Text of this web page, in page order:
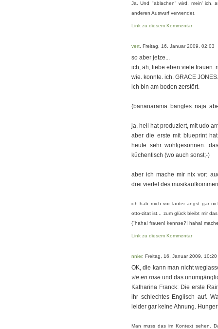
Ja. Und "ablachen" wird, mein' ich,
anderen Auswurf verwendet.
Link zu diesem Kommentar
vert , Freitag, 16. Januar 2009, 02:03
so aber jetze...
ich, äh, liebe eben viele frauen.
wie. konnte. ich. GRACE
ich bin am boden zerstört.
(bananarama. bangles. naja.
ja, heil hat produziert, mit udo
aber die erste mit blueprint
heute sehr wohlgesonnen.
küchentisch (wo auch sonst;-)
aber ich mache mir nix vor:
drei viertel des
ich hab mich vor lauter angst gar
otto-zitat ist... zum glück bleibt mir
("haha! frauen! kennse?! haha!
Link zu diesem Kommentar
nnier, Freitag, 16. Januar 2009, 10:20
OK, die kann man nicht
vie en rose und das
Katharina Franck: Die erste
ihr schlechtes Englisch auf.
leider gar keine Ahnung.
Man muss das im Kontext sehen.